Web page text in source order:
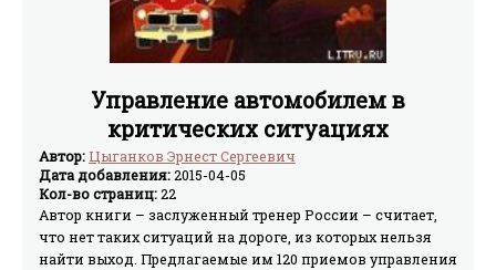
Управление автомобилем в
критических ситуациях
Автор:Цыганков Эрнест Сергеевич
Дата добавления:2015-04-05
Кол-во страниц:22
Автор книги – заслуженный тренер России – считает,
что нет таких ситуаций на дороге, из которых нельзя
найти выход. Предлагаемые им 120 приемов управления